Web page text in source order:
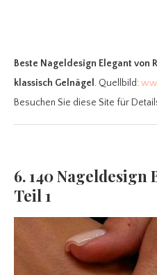
Beste Nageldesign Elegant von
klassisch Gelnägel . Quellbild:
Besuchen Sie diese Site für
6. 140
Teil 1